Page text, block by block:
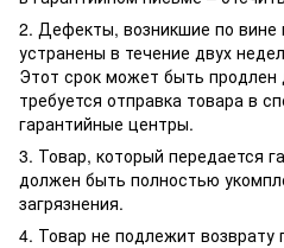
2. Дефекты, возникшие по вине
устранены в течение двух
Этот срок может быть продлен
требуется отправка товара в
гарантийные центры.
3. Товар, который передается
должен быть полностью
загрязнения.
4. Товар не подлежит возврату